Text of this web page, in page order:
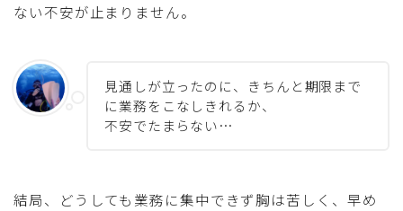
ない不安が止まりません。
見通しが立ったのに、きちんと期限まで
に業務をこなしきれるか、
不安でたまらない…
結局、どうしても業務に集中できず胸は苦しく、早め